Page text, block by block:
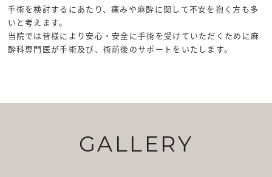
手術を検討するにあたり、痛みや麻酔に関して不安を抱く方も多
いと考えます。
当院では皆様により安心・安全に手術を受けていただくために麻
酔科専門医が手術及び、術前後のサポートをいたします。
GALLERY